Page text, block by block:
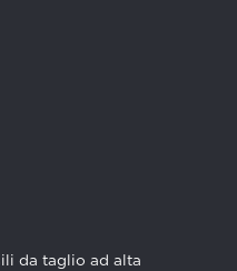
da taglio ad alta